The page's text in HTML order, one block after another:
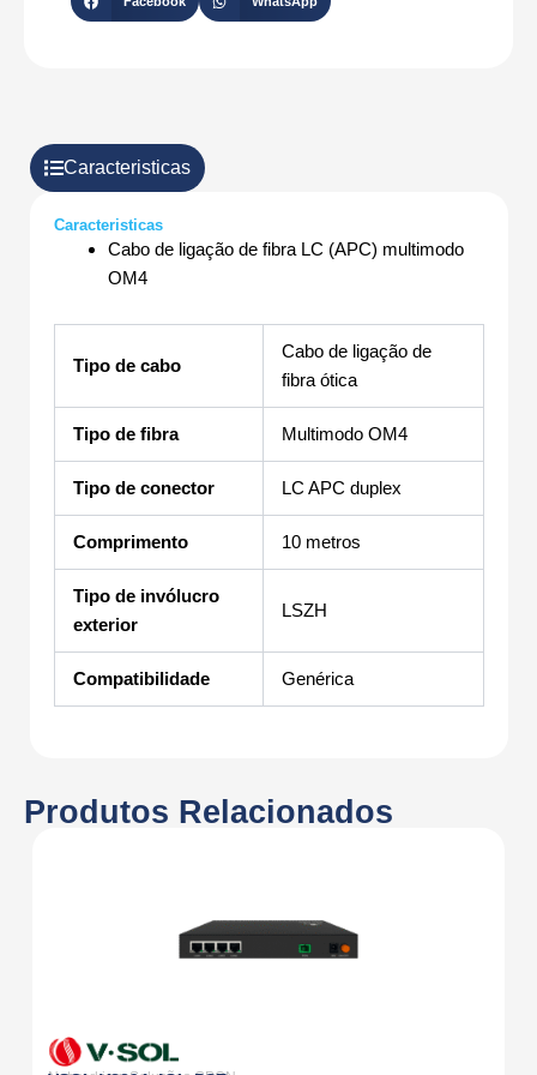
Caracteristicas
Caracteristicas
Cabo de ligação de fibra LC (APC) multimodo
OM4
Tipo de cabo
Cabo de ligação de
fibra ótica
Tipo de fibra Multimodo OM4
Tipo de conector LC APC duplex
Comprimento 10 metros
Tipo de invólucro
exterior
LSZH
Compatibilidade Genérica
Produtos Relacionados